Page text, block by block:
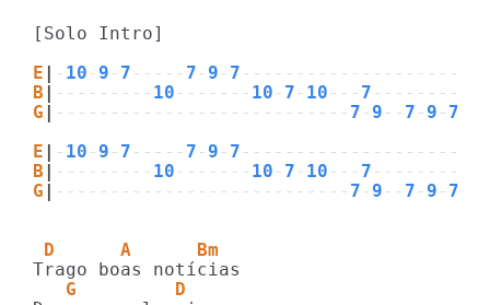
[Solo Intro]
E
- 10 - 9 - 7 ----- 7 - 9 - 7
B
--------- 10 ------- 10 - 7 - 10 --- 7 ---------
G
--------------------------- 7 - 9 -- 7 - 9 - 7
E
- 10 - 9 - 7 ----- 7 - 9 - 7
B
--------- 10 ------- 10 - 7 - 10 --- 7
G
--------------------------- 7 - 9 -- 7 - 9 - 7
D      A      Bm
   G         D